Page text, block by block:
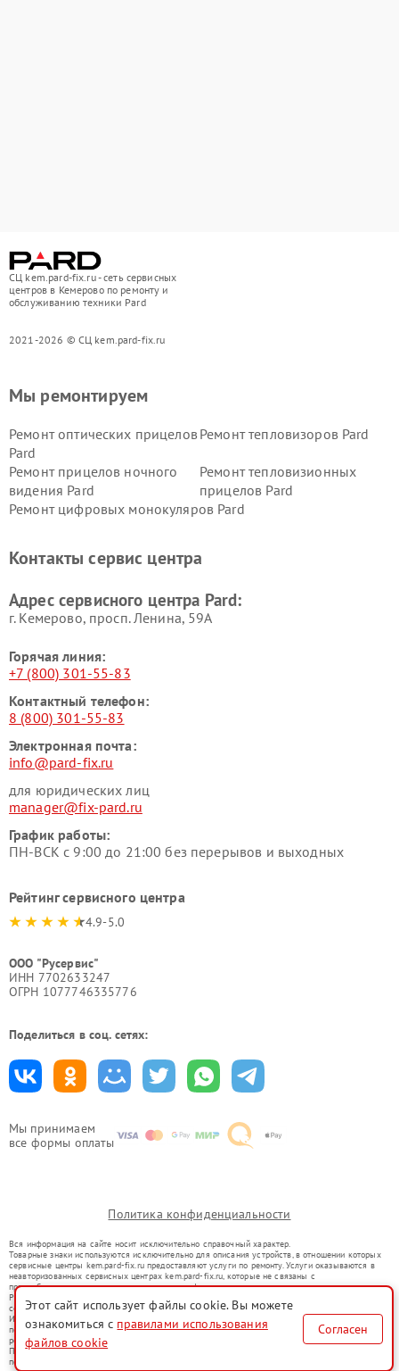
СЦ kem.pard-fix.ru - сеть сервисных
центров в Кемерово по ремонту и
обслуживанию техники Pard
2021-2026 © СЦ kem.pard-fix.ru
Мы принимаем
все формы оплаты
Мы ремонтируем
Ремонт оптических прицелов
Pard
Ремонт тепловизоров Pard
Ремонт прицелов ночного
видения Pard
Ремонт тепловизионных
прицелов Pard
Ремонт цифровых монокуляров Pard
Контакты сервис центра
Адрес сервисного центра Pard:
г. Кемерово, просп. Ленина, 59А
Горячая линия:
+7 (800) 301-55-83
Контактный телефон:
8 (800) 301-55-83
Электронная почта:
info@pard-fix.ru
для юридических лиц
manager@fix-pard.ru
График работы:
ПН-ВСК с 9:00 до 21:00 без перерывов и выходных
Рейтинг сервисного центра
4.9-5.0
ООО "Русервис"
ИНН 7702633247
ОГРН 1077746335776
Поделиться в соц. сетях:
Политика конфиденциальности
Вся информация на сайте носит исключительно справочный характер.
Товарные знаки используются исключительно для описания устройств, в отношении которых
сервисные центры kem.pard-fix.ru предоставляют услуги по ремонту. Услуги оказываются в
неавторизованных сервисных центрах kem.pard-fix.ru, которые не связаны с
правообладателями товарных знаков или их официальными представителями.
Ремонт осуществляется для устройств, уже введенных в гражданский оборот в соответствии
со статьей 1487 ГК РФ.
Использование товарных знаков не преследует цели индивидуализации услуг или введения
потребителей в заблуждение, а служит для информирования о предоставляемых услугах по
ремонту техники указанных брендов.
Представленная на сайте информация не является публичной офертой, определяемой
положениями Статьи 437(2) Гражданского кодекса РФ
Этот сайт использует файлы cookie. Вы можете
ознакомиться с правилами использования
файлов cookie
Согласен